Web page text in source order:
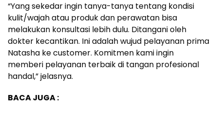
“Yang sekedar ingin tanya-tanya tentang kondisi
kulit/wajah atau produk dan perawatan bisa
melakukan konsultasi lebih dulu. Ditangani oleh
dokter kecantikan. Ini adalah wujud pelayanan prima
Natasha ke customer. Komitmen kami ingin
memberi pelayanan terbaik di tangan profesional
handal,” jelasnya.
BACA JUGA :